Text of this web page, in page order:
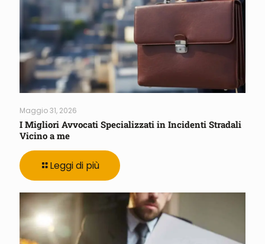
Maggio 31, 2026
I Migliori Avvocati Specializzati in Incidenti Stradali
Vicino a me
Leggi di più